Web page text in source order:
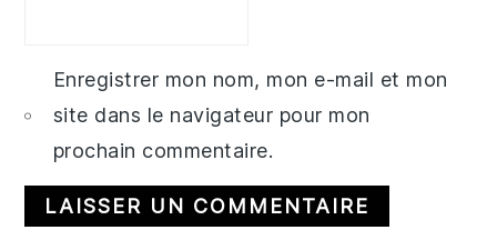
Enregistrer mon nom, mon e-mail et mon
site dans le navigateur pour mon
prochain commentaire.